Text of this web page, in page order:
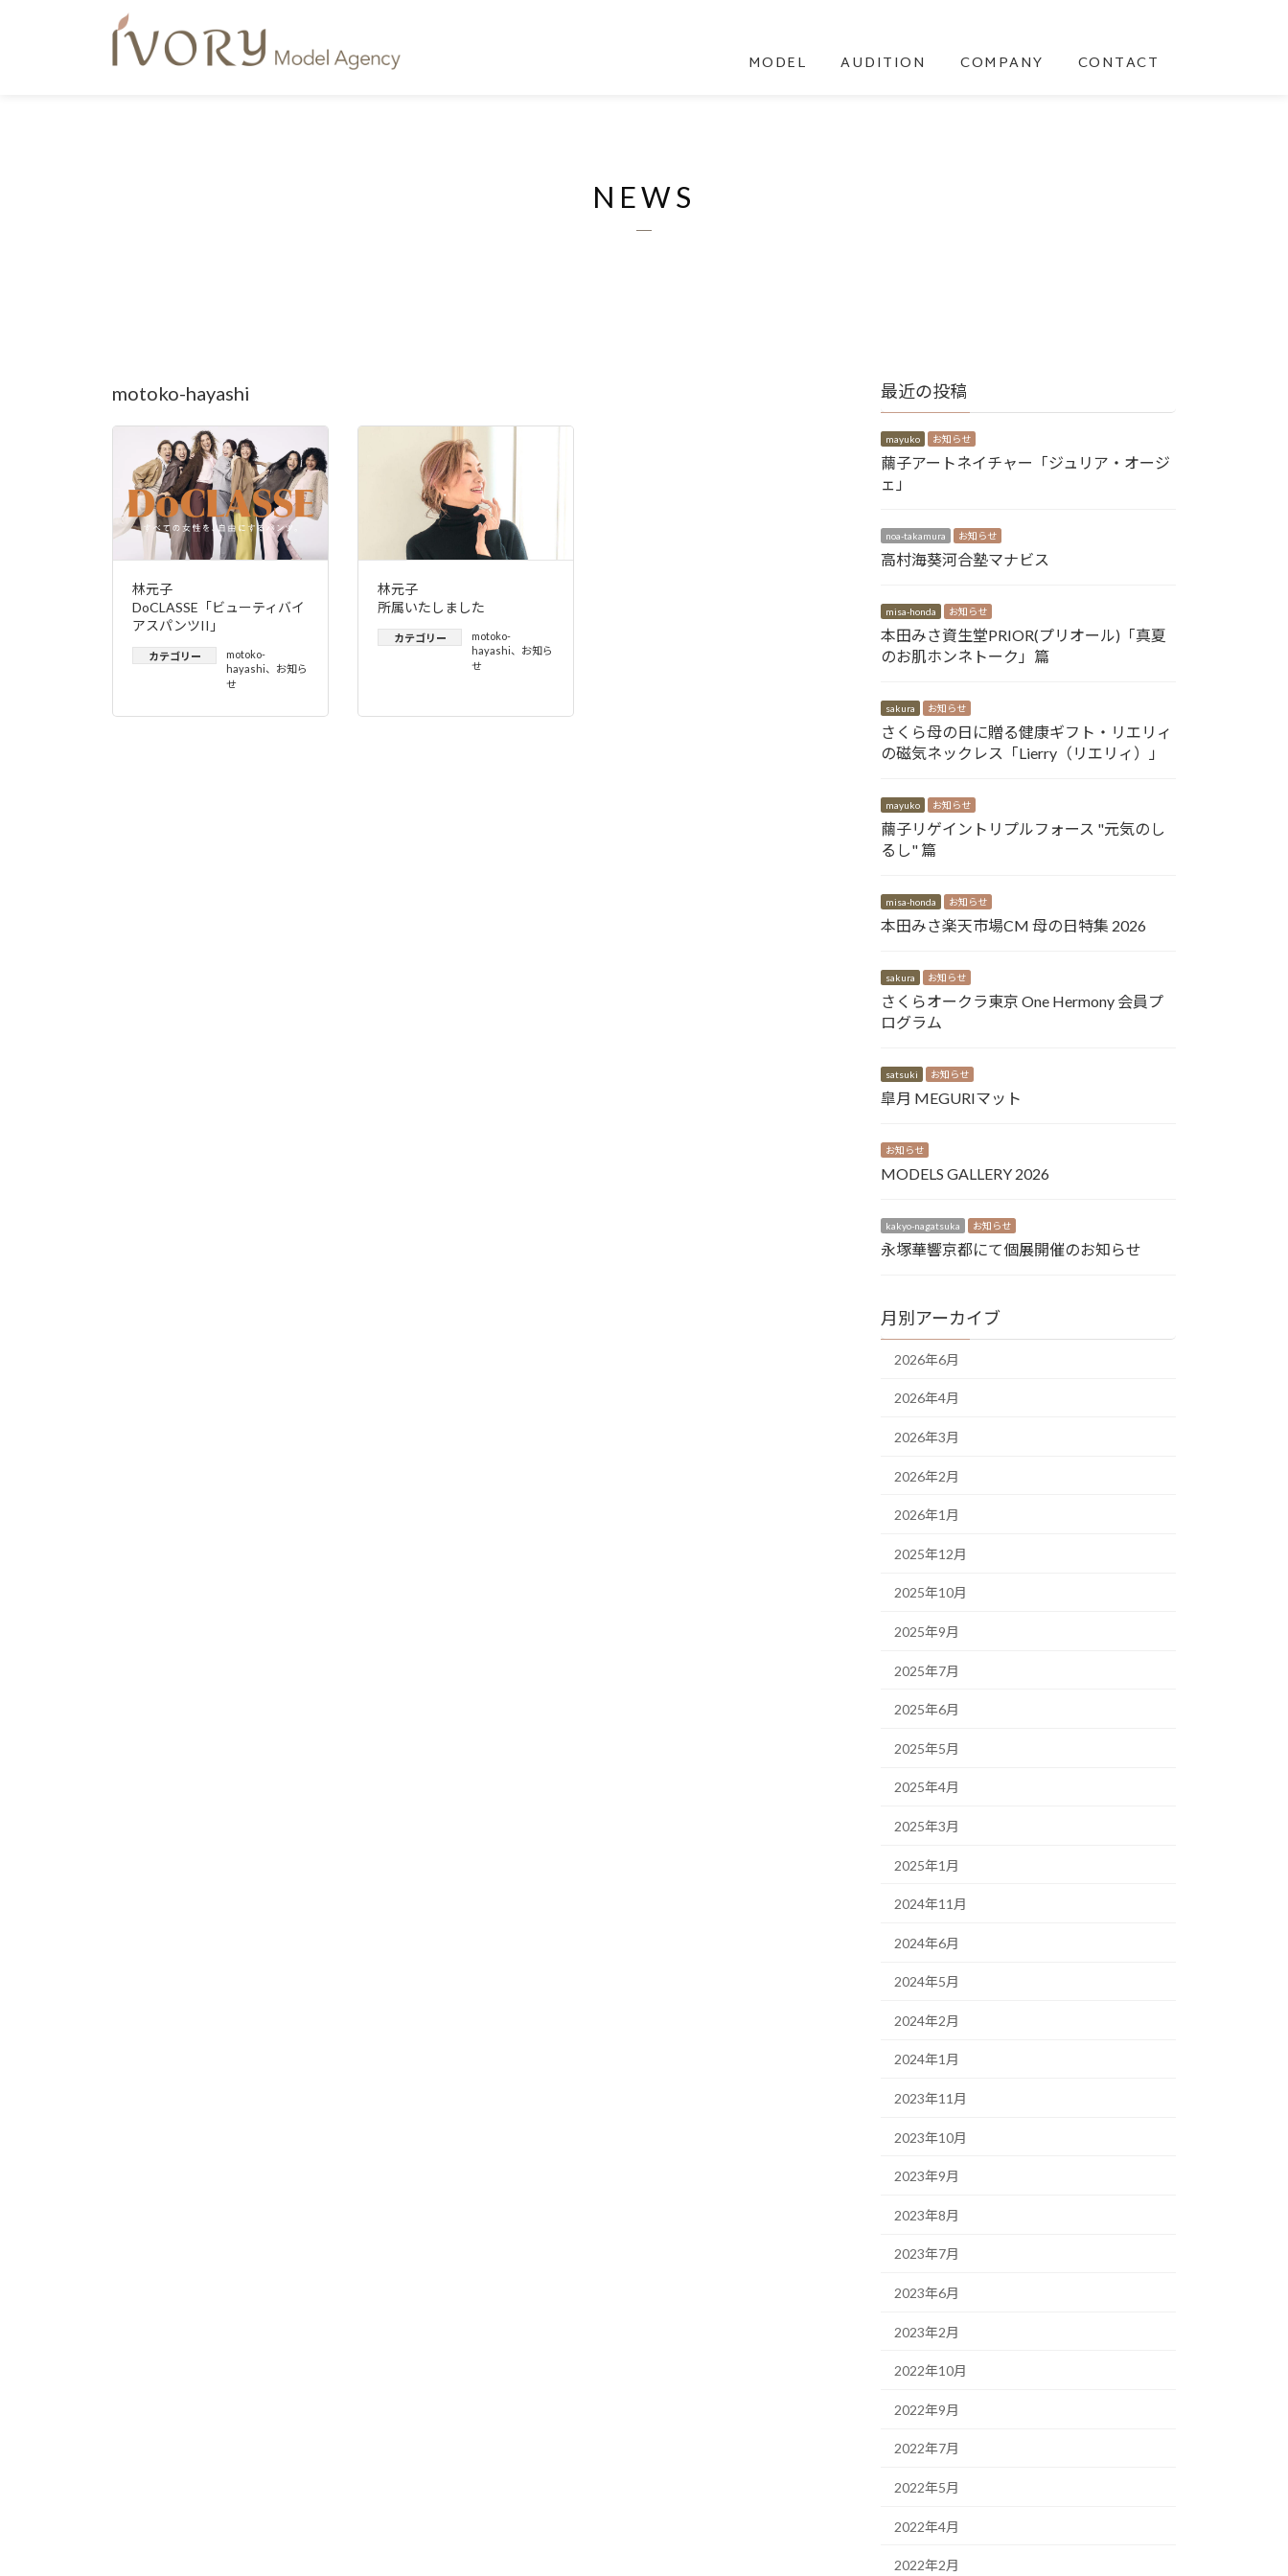
MODEL AUDITION COMPANY CONTACT
NEWS
motoko-hayashi
林元子
DoCLASSE「ビューティバイ
アスパンツII」
カテゴリー
motoko-
hayashi、 お知ら
せ
林元子
所属いたしました
カテゴリー
motoko-
hayashi、 お知ら
せ
最近の投稿
mayuko お知らせ
繭子アートネイチャー「ジュリア・オージ
ェ」
noa-takamura お知らせ
高村海葵河合塾マナビス
misa-honda お知らせ
本田みさ資生堂PRIOR(プリオール)「真夏
のお肌ホンネトーク」篇
sakura お知らせ
さくら母の日に贈る健康ギフト・リエリィ
の磁気ネックレス「Lierry（リエリィ）」
mayuko お知らせ
繭子リゲイントリプルフォース "元気のし
るし" 篇
misa-honda お知らせ
本田みさ楽天市場CM 母の日特集 2026
sakura お知らせ
さくらオークラ東京 One Hermony 会員プ
ログラム
satsuki お知らせ
皐月 MEGURIマット
お知らせ
MODELS GALLERY 2026
kakyo-nagatsuka お知らせ
永塚華響京都にて個展開催のお知らせ
月別アーカイブ
2026年6月
2026年4月
2026年3月
2026年2月
2026年1月
2025年12月
2025年10月
2025年9月
2025年7月
2025年6月
2025年5月
2025年4月
2025年3月
2025年1月
2024年11月
2024年6月
2024年5月
2024年2月
2024年1月
2023年11月
2023年10月
2023年9月
2023年8月
2023年7月
2023年6月
2023年2月
2022年10月
2022年9月
2022年7月
2022年5月
2022年4月
2022年2月